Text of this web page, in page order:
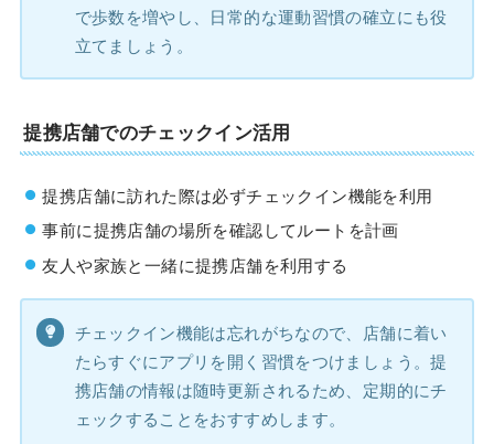
で歩数を増やし、日常的な運動習慣の確立にも役
立てましょう。
提携店舗でのチェックイン活用
提携店舗に訪れた際は必ずチェックイン機能を利用
事前に提携店舗の場所を確認してルートを計画
友人や家族と一緒に提携店舗を利用する
チェックイン機能は忘れがちなので、店舗に着い
たらすぐにアプリを開く習慣をつけましょう。提
携店舗の情報は随時更新されるため、定期的にチ
ェックすることをおすすめします。